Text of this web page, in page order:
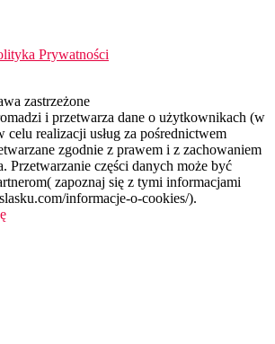
Prywatności
zastrzeżone
i przetwarza dane o użytkownikach (w
celu realizacji usług za pośrednictwem
zgodnie z prawem i z zachowaniem
Przetwarzanie części danych może być
zapoznaj się z tymi informacjami
informacje-o-cookies/).